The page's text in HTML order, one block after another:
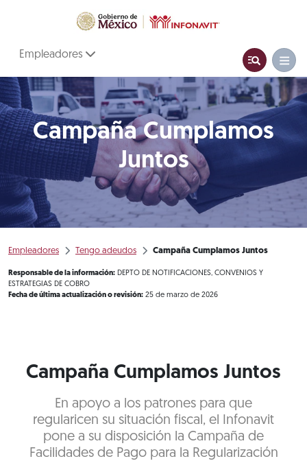
Empleadores
Campaña Cumplamos
Juntos
Empleadores Tengo adeudos Campaña Cumplamos Juntos
Responsable de la información: DEPTO DE NOTIFICACIONES, CONVENIOS Y
ESTRATEGIAS DE COBRO
Fecha de última actualización o revisión: 25 de marzo de 2026
Campaña Cumplamos Juntos
En apoyo a los patrones para que
regularicen su situación fiscal, el Infonavit
pone a su disposición la Campaña de
Facilidades de Pago para la Regularización